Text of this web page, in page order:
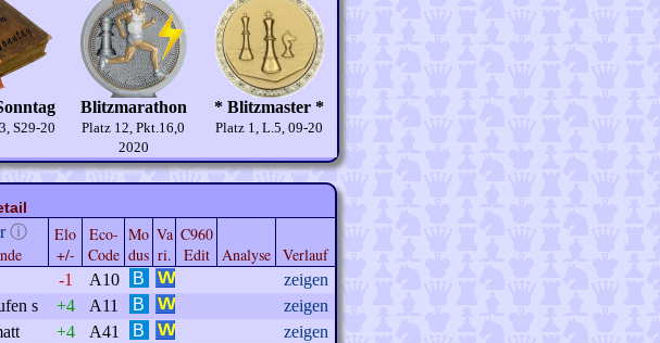
S29-20
Blitzmarathon
Platz 12, Pkt.16,0
2020
* Blitzmaster *
Platz 1, L.5, 09-20
ⓘ
Elo
+/-
Eco-
Code
Mo
dus
Va
ri.
C960
Edit
Analyse Verlauf
-1 A10
zeigen
s +4 A11
zeigen
+4 A41
zeigen